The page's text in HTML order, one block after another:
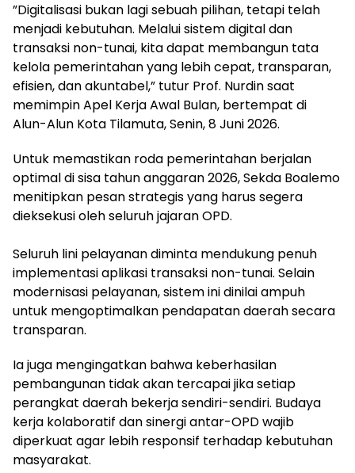
​”Digitalisasi bukan lagi sebuah pilihan, tetapi telah
menjadi kebutuhan. Melalui sistem digital dan
transaksi non-tunai, kita dapat membangun tata
kelola pemerintahan yang lebih cepat, transparan,
efisien, dan akuntabel,” tutur Prof. Nurdin saat
memimpin Apel Kerja Awal Bulan, bertempat di
Alun-Alun Kota Tilamuta, Senin, 8 Juni 2026.
​Untuk memastikan roda pemerintahan berjalan
optimal di sisa tahun anggaran 2026, Sekda Boalemo
menitipkan pesan strategis yang harus segera
dieksekusi oleh seluruh jajaran OPD.
Seluruh lini pelayanan diminta mendukung penuh
implementasi aplikasi transaksi non-tunai. Selain
modernisasi pelayanan, sistem ini dinilai ampuh
untuk mengoptimalkan pendapatan daerah secara
transparan.
Ia juga mengingatkan bahwa keberhasilan
pembangunan tidak akan tercapai jika setiap
perangkat daerah bekerja sendiri-sendiri. Budaya
kerja kolaboratif dan sinergi antar-OPD wajib
diperkuat agar lebih responsif terhadap kebutuhan
masyarakat.